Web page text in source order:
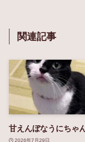
関連記事
甘えんぼなうにちゃ
2026年7月29日